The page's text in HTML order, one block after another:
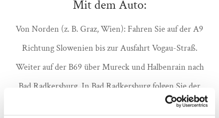
Mit dem Auto:
Von Norden (z. B. Graz, Wien): Fahren Sie auf der A9
Richtung Slowenien bis zur Ausfahrt Vogau-Straß.
Weiter auf der B69 über Mureck und Halbenrain nach
Bad Radkersburg. In Bad Radkersburg folgen Sie der
Beschilderung Richtung Zentrum bzw. Kurzentrum. Das